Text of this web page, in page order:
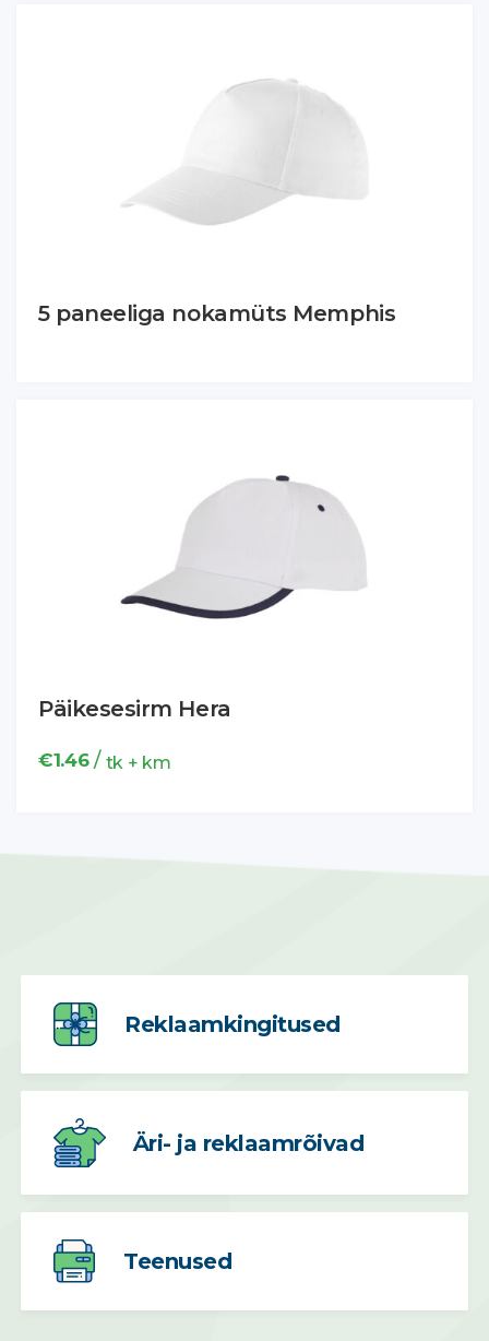
5 paneeliga nokamüts Memphis
Päikesesirm Hera
€1.46/ tk + km
Reklaamkingitused
Äri- ja reklaamrõivad
Teenused